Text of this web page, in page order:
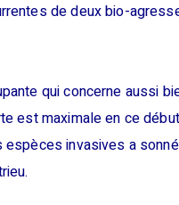
de deux bio-
qui concerne aussi
est maximale en ce
invasives a